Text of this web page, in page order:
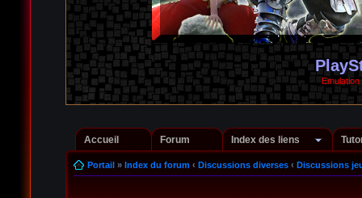
Accueil Forum Index des liens
Portail» Index du forum ‹ Discussions diverses ‹ Discussions